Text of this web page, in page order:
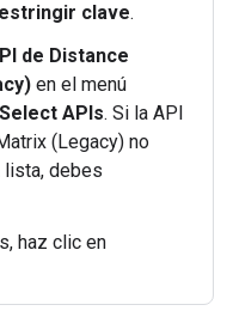
clave.
de Distance
en el menú
Select APIs. Si la API
(Legacy) no
lista, debes
haz clic en